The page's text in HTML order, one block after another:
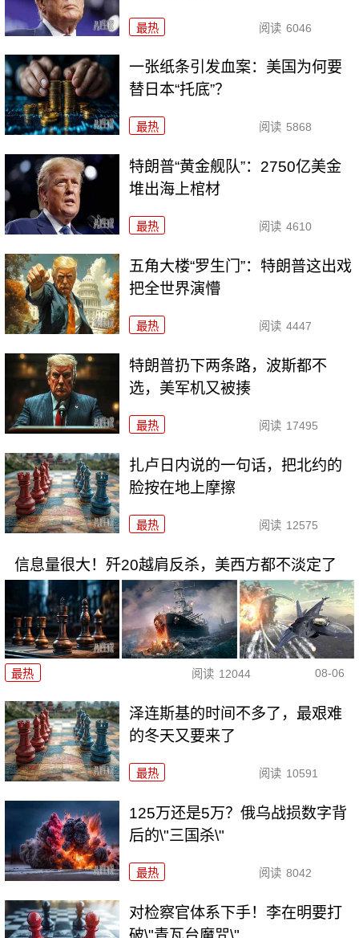
最热 阅读 6046
一张纸条引发血案：美国为何要
替日本“托底”？
最热 阅读 5868
特朗普“黄金舰队”：2750亿美金
堆出海上棺材
最热 阅读 4610
五角大楼“罗生门”：特朗普这出戏
把全世界演懵
最热 阅读 4447
特朗普扔下两条路，波斯都不
选，美军机又被揍
最热 阅读 17495
扎卢日内说的一句话，把北约的
脸按在地上摩擦
最热 阅读 12575
信息量很大！歼20越肩反杀，美西方都不淡定了
最热 阅读 12044 08-06
泽连斯基的时间不多了，最艰难
的冬天又要来了
最热 阅读 10591
125万还是5万？俄乌战损数字背
后的\"三国杀\"
最热 阅读 8042
对检察官体系下手！李在明要打